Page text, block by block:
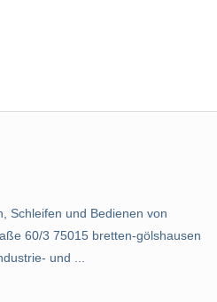
Schleifen und Bedienen von
60/3 75015 bretten-gölshausen
und ...